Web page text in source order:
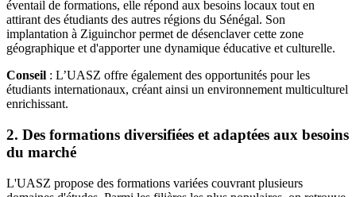
éventail de formations, elle répond aux besoins locaux tout en
attirant des étudiants des autres régions du Sénégal. Son
implantation à Ziguinchor permet de désenclaver cette zone
géographique et d'apporter une dynamique éducative et culturelle.
Conseil : L’UASZ offre également des opportunités pour les
étudiants internationaux, créant ainsi un environnement multiculturel
enrichissant.
2. Des formations diversifiées et adaptées aux besoins
du marché
L'UASZ propose des formations variées couvrant plusieurs